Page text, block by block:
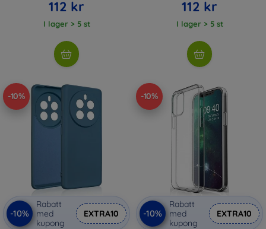
112 kr
I lager > 5 st
112 kr
I lager > 5 st
-10%
-10%
Rabatt
med
kupong
EXTRA10
-10%
-10%
Rabatt
med
kupong
EXTRA10